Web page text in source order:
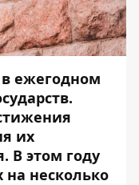
ежегодном
их
В этом году
на несколько